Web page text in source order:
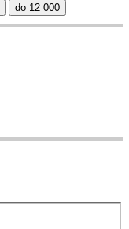
do 12 000